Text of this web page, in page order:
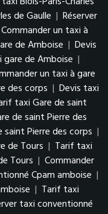
de Gaulle | Réserver
Commander un taxi à
de Amboise | Devis
de Amboise |
un taxi à gare
des corps | Devis taxi
taxi Gare de saint
de saint Pierre des
Pierre des corps |
de Tours | Tarif taxi
Tours | Commander
Cpam amboise |
| Tarif taxi
taxi conventionné